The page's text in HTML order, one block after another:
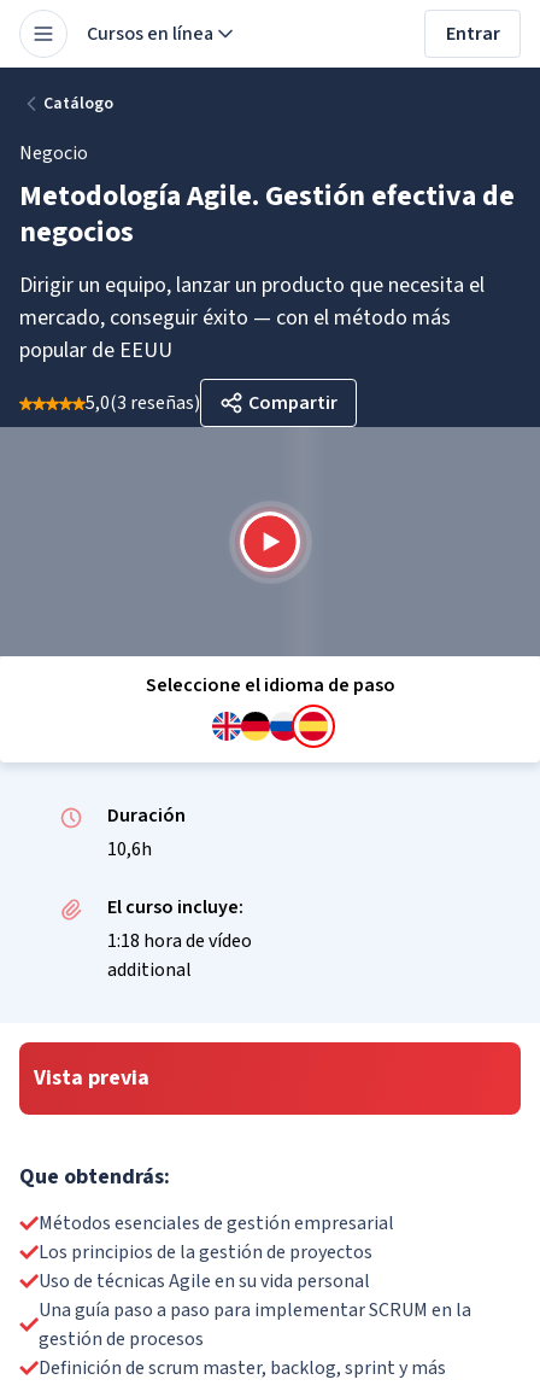
Cursos en línea Entrar
Catálogo
Negocio
Metodología Agile. Gestión efectiva de
negocios
Dirigir un equipo, lanzar un producto que necesita el
mercado, conseguir éxito — con el método más
popular de EEUU
5,0(3 reseñas) Compartir
Seleccione el idioma de paso
Duración
10,6h
El curso incluye:
1:18 hora de vídeo
additional
Vista previa
Que obtendrás:
Métodos esenciales de gestión empresarial
Los principios de la gestión de proyectos
Uso de técnicas Agile en su vida personal
Una guía paso a paso para implementar SCRUM en la
gestión de procesos
Definición de scrum master, backlog, sprint y más